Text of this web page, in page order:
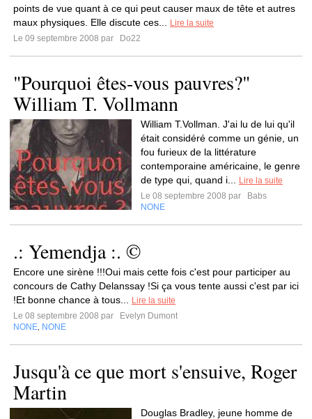
points de vue quant à ce qui peut causer maux de tête et autres
maux physiques. Elle discute ces...
Lire la suite
Le 09 septembre 2008 par
Do22
"Pourquoi êtes-vous pauvres?"
William T. Vollmann
William T.Vollman. J'ai lu de lui qu'il
était considéré comme un génie, un
fou furieux de la littérature
contemporaine américaine, le genre
de type qui, quand i...
Lire la suite
Le 08 septembre 2008 par
Babs
NONE
.: Yemendja :. ©
Encore une sirène !!!Oui mais cette fois c'est pour participer au
concours de Cathy Delanssay !Si ça vous tente aussi c'est par ici
!Et bonne chance à tous...
Lire la suite
Le 08 septembre 2008 par
Evelyn Dumont
NONE NONE
Jusqu'à ce que mort s'ensuive, Roger
Martin
Douglas Bradley, jeune homme de